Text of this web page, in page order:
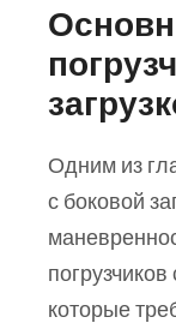
Одним из
с боковой
которые